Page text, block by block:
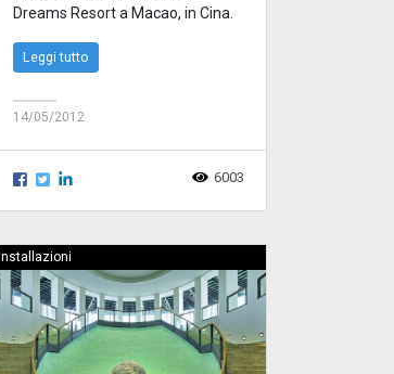
Dreams Resort a Macao, in Cina.
Leggi tutto
14/05/2012
6003
Installazioni